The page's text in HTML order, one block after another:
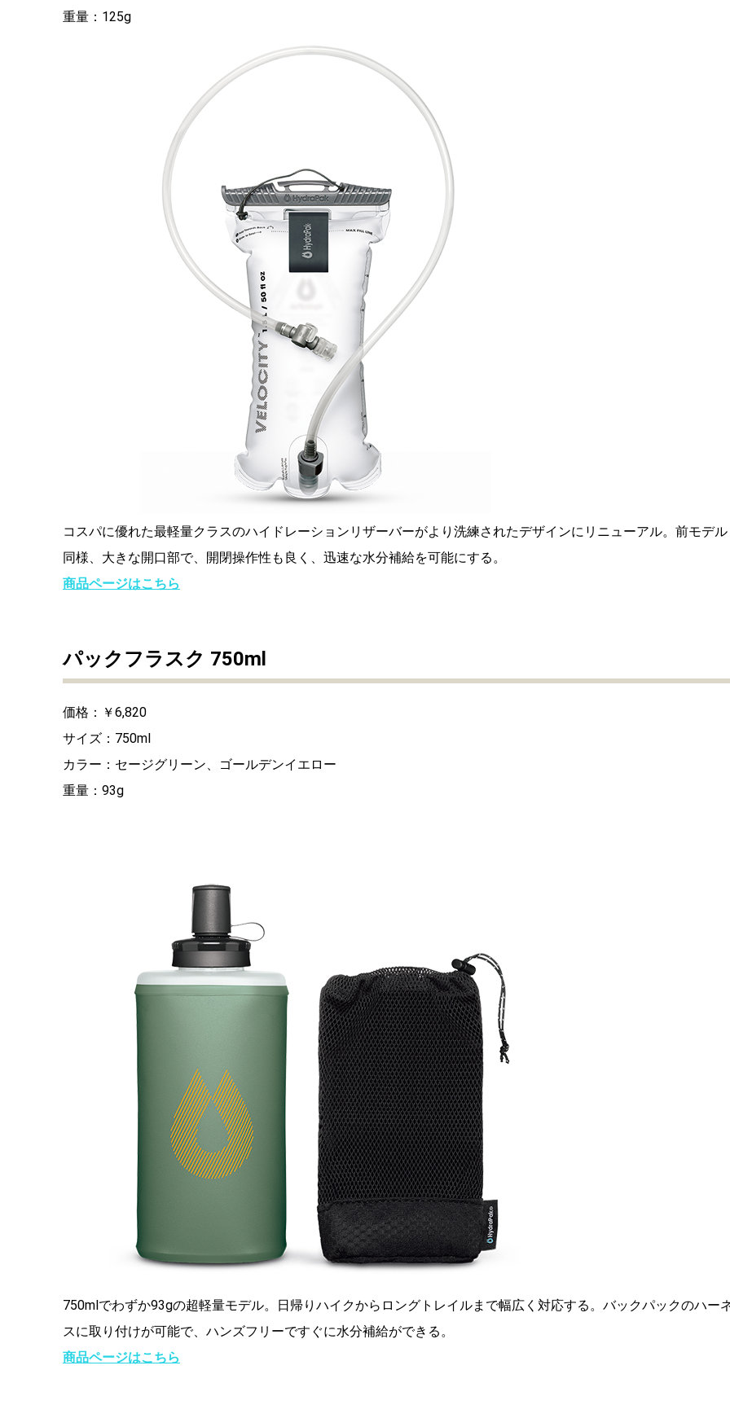
重量：125g
コスパに優れた最軽量クラスのハイドレーションリザーバーがより洗練されたデザインにリニューアル。前モデル
同様、大きな開口部で、開閉操作性も良く、迅速な水分補給を可能にする。
商品ページはこちら
パックフラスク 750ml
価格：￥6,820
サイズ：750ml
カラー：セージグリーン、ゴールデンイエロー
重量：93g
750mlでわずか93gの超軽量モデル。日帰りハイクからロングトレイルまで幅広く対応する。バックパックのハー
スに取り付けが可能で、ハンズフリーですぐに水分補給ができる。
商品ページはこちら